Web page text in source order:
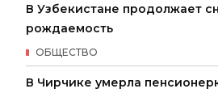
В Узбекистане продолжает
рождаемость
ОБЩЕСТВО
В Чирчике умерла